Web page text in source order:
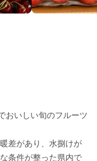
おいしい旬のフルーツ
差があり、水捌けが
条件が整った県内で